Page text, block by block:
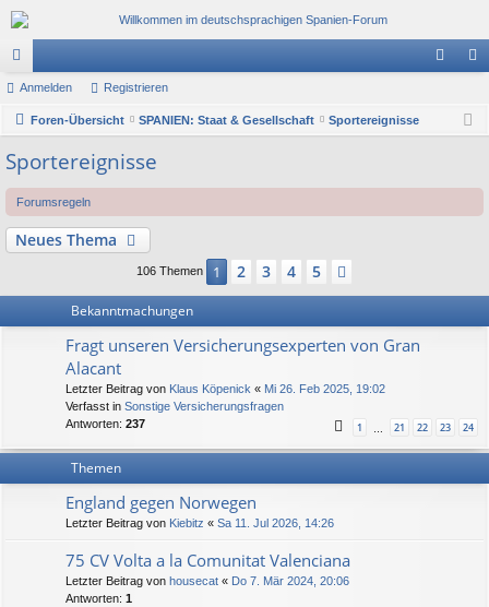
or
en
de
n
ist
re
n
Anmelden Registrieren
Foren-Übersicht SPANIEN: Staat & Gesellschaft Sportereignisse
Sportereignisse
Forumsregeln
Neues Thema
106 Themen 1 2 3 4 5
Bekanntmachungen
Fragt unseren Versicherungsexperten von Gran
Alacant
Letzter Beitrag von Klaus Köpenick « Mi 26. Feb 2025, 19:02
Verfasst in Sonstige Versicherungsfragen
Antworten: 237 1 … 21 22 23 24
Themen
England gegen Norwegen
Letzter Beitrag von Kiebitz « Sa 11. Jul 2026, 14:26
75 CV Volta a la Comunitat Valenciana
Letzter Beitrag von housecat « Do 7. Mär 2024, 20:06
Antworten: 1